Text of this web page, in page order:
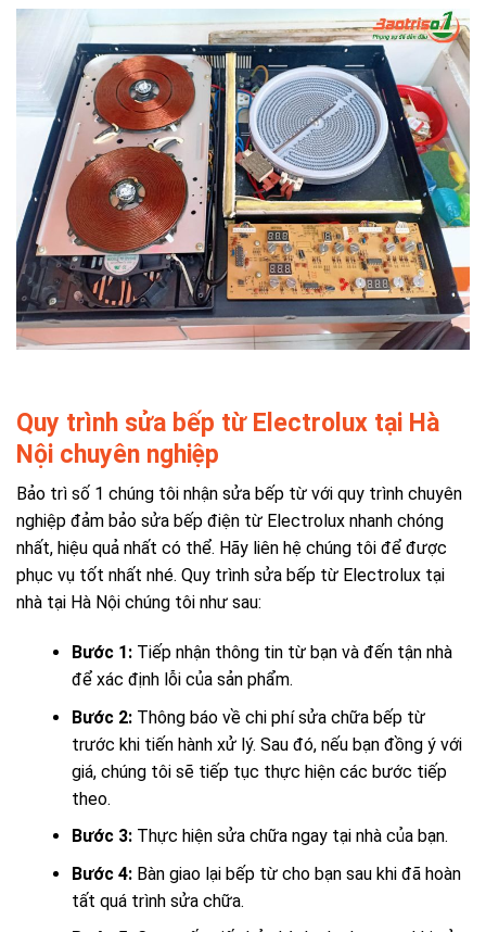
Quy trình sửa bếp từ Electrolux tại Hà
Nội chuyên nghiệp
Bảo trì số 1 chúng tôi nhận sửa bếp từ với quy trình chuyên
nghiệp đảm bảo sửa bếp điện từ Electrolux nhanh chóng
nhất, hiệu quả nhất có thể. Hãy liên hệ chúng tôi để được
phục vụ tốt nhất nhé. Quy trình sửa bếp từ Electrolux tại
nhà tại Hà Nội chúng tôi như sau:
Bước 1:Tiếp nhận thông tin từ bạn và đến tận nhà
để xác định lỗi của sản phẩm.
Bước 2:Thông báo về chi phí sửa chữa bếp từ
trước khi tiến hành xử lý. Sau đó, nếu bạn đồng ý với
giá, chúng tôi sẽ tiếp tục thực hiện các bước tiếp
theo.
Bước 3:Thực hiện sửa chữa ngay tại nhà của bạn.
Bước 4:Bàn giao lại bếp từ cho bạn sau khi đã hoàn
tất quá trình sửa chữa.